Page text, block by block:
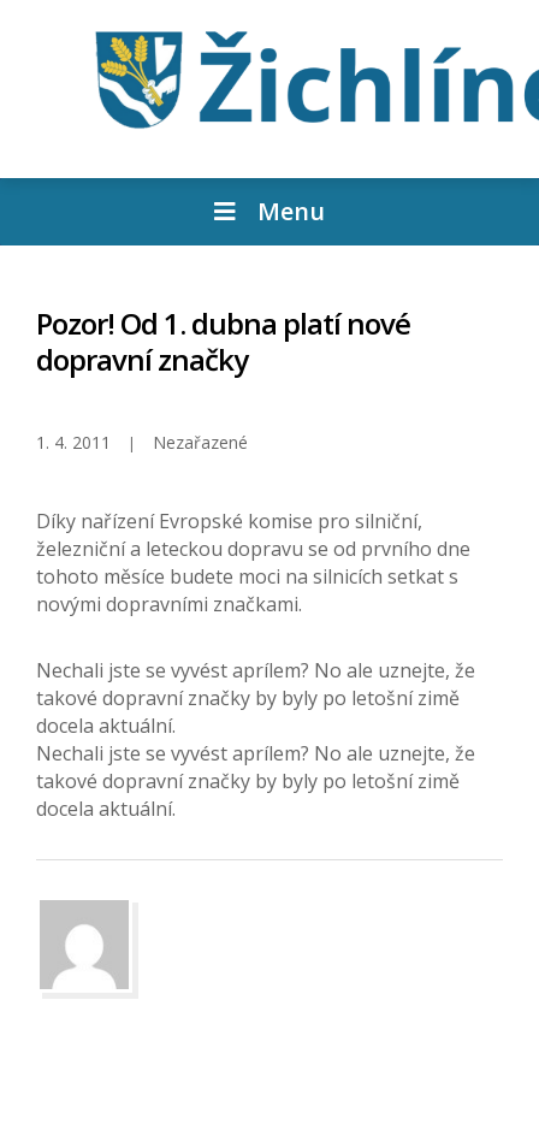
Menu
Pozor! Od 1. dubna platí nové
dopravní značky
1. 4. 2011 Nezařazené
Díky nařízení Evropské komise pro silniční,
železniční a leteckou dopravu se od prvního dne
tohoto měsíce budete moci na silnicích setkat s
novými dopravními značkami.
Nechali jste se vyvést aprílem? No ale uznejte, že
takové dopravní značky by byly po letošní zimě
docela aktuální.
Nechali jste se vyvést aprílem? No ale uznejte, že
takové dopravní značky by byly po letošní zimě
docela aktuální.